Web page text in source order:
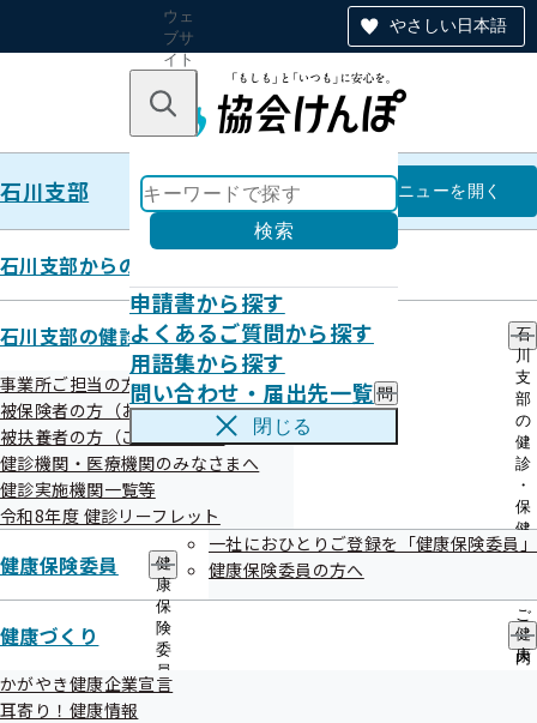
やさしい日本語
ウェ
ブサ
イト
のナ
ン
キーワードで探す
検索
申請書から探す
よくあるご質問から探す
用語集から探す
問い合わせ・届出先一覧 問
い
出
閉じる
石川支部 石川支部
メニューを開く
石川支部からのお知らせ
石川支部の健診・保健指導のご案内
石
川
支
部
の
健
診
・
保
健
指
ご
案
内
事業所ご担当の方へ
被保険者の方（お勤めのご本人様）へ
被扶養者の方（ご家族様）へ
健診機関・医療機関のみなさまへ
健診実施機関一覧等
令和8年度 健診リーフレット
健康保険委員
健
康
保
険
委
員
の
一社におひとりご登録を「健康保険委員」
健康保険委員の方へ
健康づくり
健
康
かがやき健康企業宣言
耳寄り！健康情報
石川支部移転のお知らせ
令和08年06月30日
協会けんぽ石川支部は、令和8年3月23日（月）に移転しま
した。
ご不便をおかけしますが、何卒ご理解とご協力を賜りますよ
うお願い申し上げます。
移転に際してよくある質問はこちらをご覧ください。
移転に関するチラシはこちらをご活用ください。